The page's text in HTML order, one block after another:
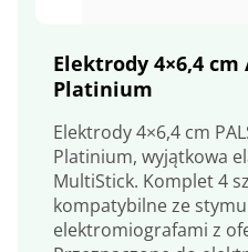
Elektrody 4×6,4 cm
Platinium
Elektrody 4×6,4 cm
Platinium, wyjątkowa
MultiStick. Komplet 4
kompatybilne ze
elektromiografami z